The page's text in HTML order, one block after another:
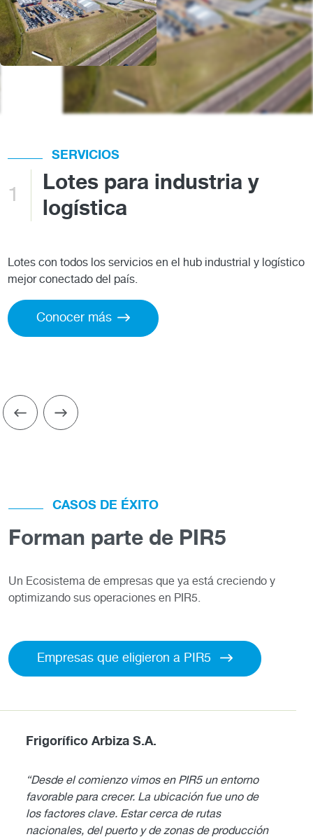
SERVICIOS
1 Lotes para industria y
logística
Lotes con todos los servicios en el hub industrial y logístico
mejor conectado del país.
Conocer más
CASOS DE ÉXITO
Forman parte de PIR5
Un Ecosistema de empresas que ya está creciendo y
optimizando sus operaciones en PIR5.
Empresas que eligieron a PIR5
Frigorífico Arbiza S.A.
“Desde el comienzo vimos en PIR5 un entorno
favorable para crecer. La ubicación fue uno de
los factores clave. Estar cerca de rutas
nacionales, del puerto y de zonas de producción